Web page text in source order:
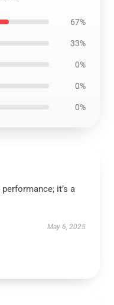
67%
33%
0%
0%
0%
it’s a
May 6, 2025